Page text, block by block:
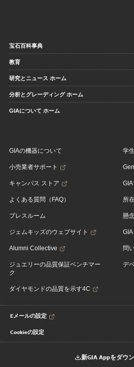
宝石百科事典
教育
研究とニュース ホーム
分析とグレーディング ホーム
GIAについて ホーム
GIAの機器について
小売業者サポート
キャンパス ストア
よくある質問（FAQ）
プレスルーム
ジェムキッズのウェブサイト
Alumni Collective
ジュエリーの品質保証ベンチマー
ク
ダイヤモンドの品質を示す4C
学
所
懸
問
デ
Eメールの設定
Cookieの設定
新GIA Appをダウ